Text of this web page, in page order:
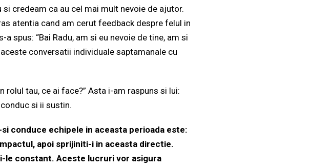
credeam ca au cel mai mult nevoie de ajutor.
atentia cand am cerut feedback despre felul in
spus: “Bai Radu, am si eu nevoie de tine, am si
conversatii individuale saptamanale cu
rolul tau, ce ai face?” Asta i-am raspuns si lui:
si ii sustin.
conduce echipele in aceasta perioada este:
apoi sprijiniti-i in aceasta directie.
constant. Aceste lucruri vor asigura